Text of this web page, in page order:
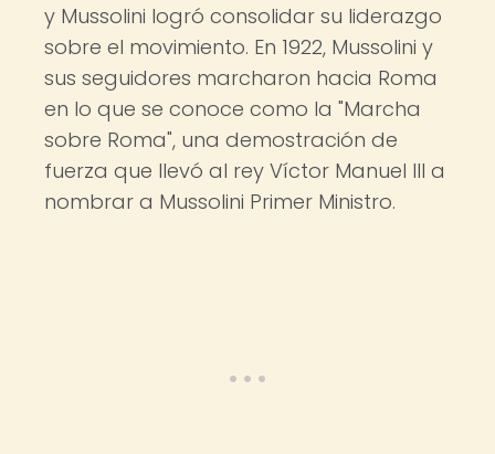
y Mussolini logró consolidar su liderazgo
sobre el movimiento. En 1922, Mussolini y
sus seguidores marcharon hacia Roma
en lo que se conoce como la "Marcha
sobre Roma", una demostración de
fuerza que llevó al rey Víctor Manuel III a
nombrar a Mussolini Primer Ministro.